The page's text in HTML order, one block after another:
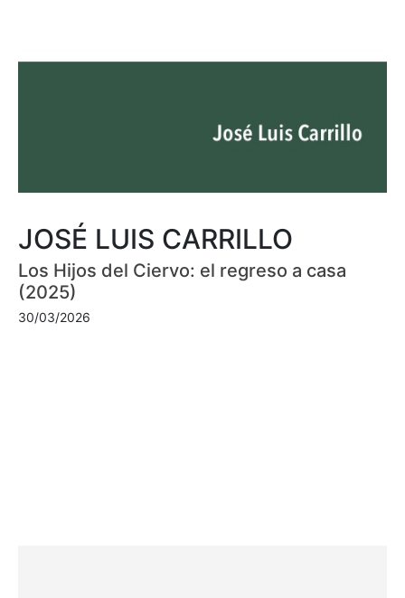
JOSÉ LUIS CARRILLO
Los Hijos del Ciervo: el regreso a casa
(2025)
30/03/2026